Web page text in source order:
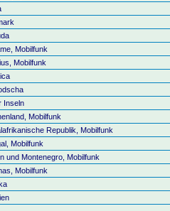
Mobilfunk
Mobilfunk
Inseln
Mobilfunk
Republik, Mobilfunk
Mobilfunk
und Montenegro, Mobilfunk
Mobilfunk